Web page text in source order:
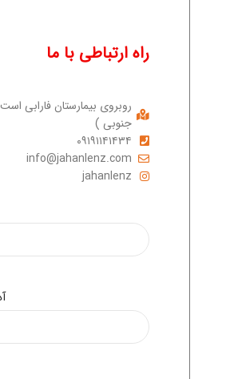
راه ارتباطی با ما
روبروی بیمارستان فارابی
جنوبی )
۰۹۱۹۱۱۴۱۴۳۴
info@jahanlenz.com
jahanlenz